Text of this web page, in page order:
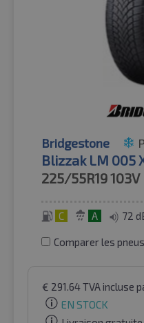
Bridgestone
Blizzak LM 005
225/55R19103V
C A 72
Comparer les pneus
€ 291.64TVA incluse
EN STOCK